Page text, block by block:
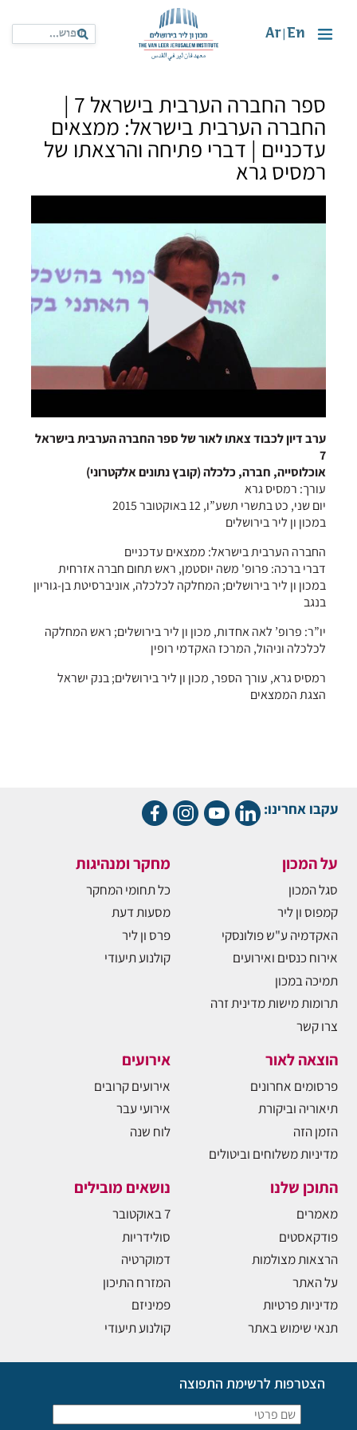
En
Ar
ספר החברה הערבית בישראל 7 |
החברה הערבית בישראל: ממצאים
עדכניים | דברי פתיחה והרצאתו של
רמסיס גרא
ערב דיון לכבוד צאתו לאור של ספר החברה הערבית בישראל
7
אוכלוסייה, חברה, כלכלה (קובץ נתונים אלקטרוני)
עורך: רמסיס גרא
יום שני, כט בתשרי תשע”ו, 12 באוקטובר 2015
במכון ון ליר בירושלים
החברה הערבית בישראל: ממצאים עדכניים
דברי ברכה: פרופ' משה יוסטמן, ראש תחום חברה אזרחית
במכון ון ליר בירושלים; המחלקה לכלכלה, אוניברסיטת בן-גוריון
בנגב
יו”ר: פרופ’ לאה אחדות, מכון ון ליר בירושלים; ראש המחלקה
לכלכלה וניהול, המרכז האקדמי רופין
רמסיס גרא, עורך הספר, מכון ון ליר בירושלים; בנק ישראל
הצגת הממצאים
עקבו אחרינו:
על המכון
סגל המכון
קמפוס ון ליר
האקדמיה ע"ש פולונסקי
אירוח כנסים ואירועים
תמיכה במכון
תרומות מישות מדינית זרה
צרו קשר
מחקר ומנהיגות
כל תחומי המחקר
מסעות דעת
פרס ון ליר
קולנוע תיעודי
הוצאה לאור
פרסומים אחרונים
תיאוריה וביקורת
הזמן הזה
מדיניות משלוחים וביטולים
אירועים
אירועים קרובים
אירועי עבר
לוח שנה
התוכן שלנו
מאמרים
פודקאסטים
הרצאות מצולמות
על האתר
מדיניות פרטיות
תנאי שימוש באתר
נושאים מובילים
7 באוקטובר
סולידריות
דמוקרטיה
המזרח התיכון
פמיניזם
קולנוע תיעודי
הצטרפות לרשימת התפוצה